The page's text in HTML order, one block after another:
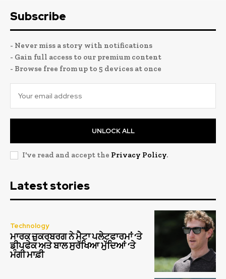
Subscribe
- Never miss a story with notifications
- Gain full access to our premium content
- Browse free from up to 5 devices at once
UNLOCK ALL
I've read and accept the Privacy Policy.
Latest stories
Technology
ਮਾਰਕ ਜ਼ੁਕਰਬਰਗ ਨੇ ਮੈਟਾ ਪਲੇਟਫਾਰਮਾਂ ‘ਤੇ
ਡੀਪਫੇਕ ਅਤੇ ਬਾਲ ਸੁਰੱਖਿਆ ਮੁੱਦਿਆਂ ‘ਤੇ
ਮੰਗੀ ਮਾਫ਼ੀ